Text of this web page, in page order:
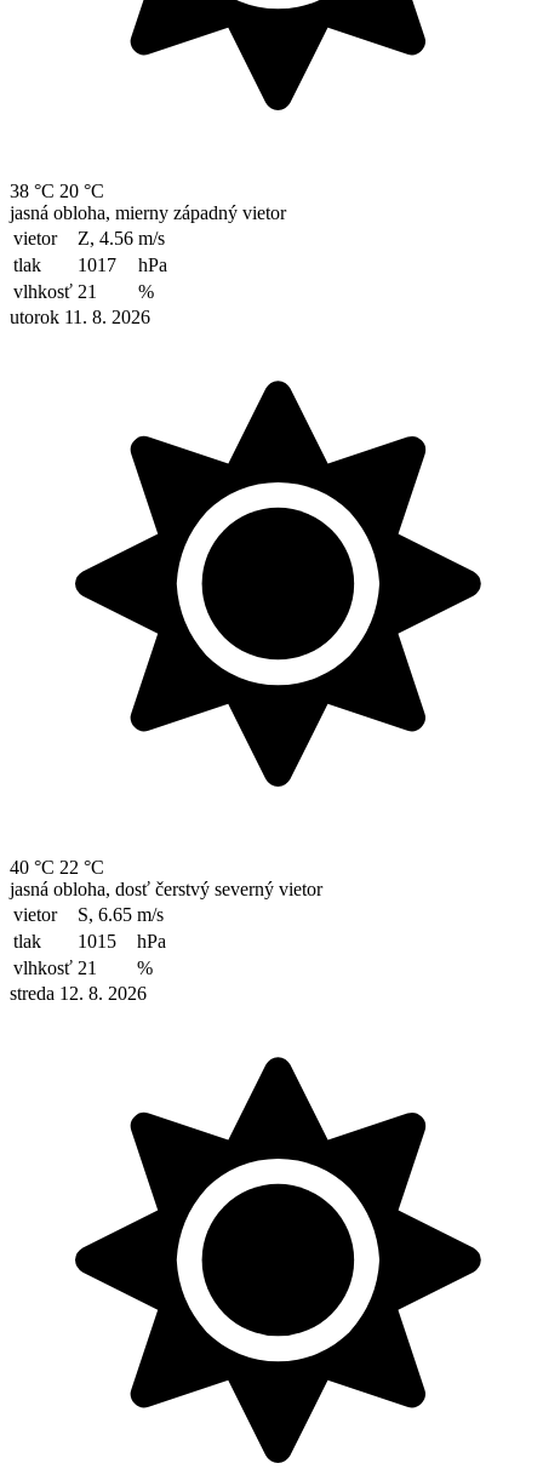
38 °C 20 °C
jasná obloha, mierny západný vietor
vietor
Z, 4.56 m/s
tlak
1017
hPa
vlhkosť 21
%
utorok 11. 8. 2026
40 °C 22 °C
jasná obloha, dosť čerstvý severný vietor
vietor
S, 6.65 m/s
tlak
1015
hPa
vlhkosť 21
%
streda 12. 8. 2026